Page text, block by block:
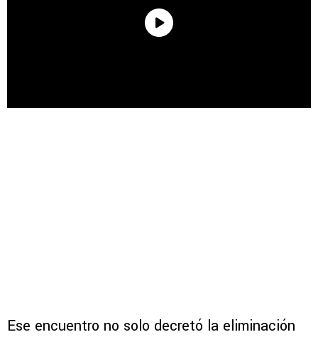
Ese encuentro no solo decretó la eliminación